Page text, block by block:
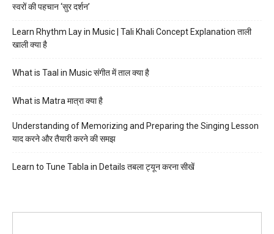
स्वरों की पहचान ‘सुर दर्शन’
Learn Rhythm Lay in Music | Tali Khali Concept Explanation ताली
खाली क्या है
What is Taal in Music संगीत में ताल क्या है
What is Matra मात्रा क्या है
Understanding of Memorizing and Preparing the Singing Lesson
याद करने और तैयारी करने की समझ
Learn to Tune Tabla in Details तबला ट्यून करना सीखें